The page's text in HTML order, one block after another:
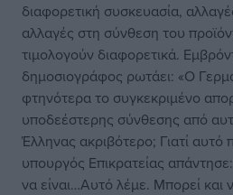
διαφορετική συσκευασία,
αλλαγές στη σύνθεση του
τιμολογούν διαφορετικά.
δημοσιογράφος ρωτάει: «Ο
φτηνότερα το συγκεκριμένο
υποδεέστερης σύνθεσης από
Έλληνας ακριβότερο; Γιατί αυτό
υπουργός Επικρατείας
να είναι…Αυτό λέμε. Μπορεί και